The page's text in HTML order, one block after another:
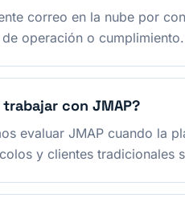
correo en la nube por
operación o cumplimiento.
trabajar con JMAP?
evaluar JMAP cuando la
y clientes tradicionales